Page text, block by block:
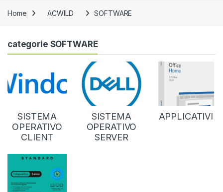
Home ACWILD SOFTWARE
categorie SOFTWARE
SISTEMA
OPERATIVO
CLIENT
SISTEMA
OPERATIVO
SERVER
APPLICATIVI